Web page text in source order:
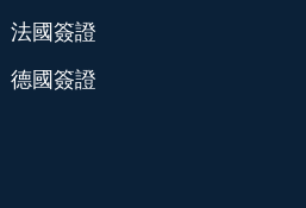
法國簽證
德國簽證